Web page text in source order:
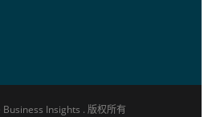
Insights . 版权所有